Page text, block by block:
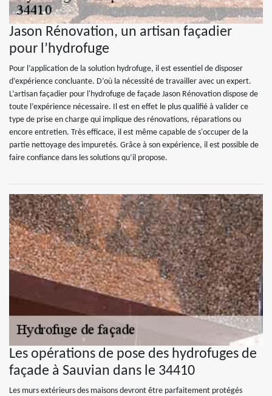
Jason Rénovation, un artisan façadier
pour l’hydrofuge
Pour l’application de la solution hydrofuge, il est essentiel de disposer
d’expérience concluante. D’où la nécessité de travailler avec un expert.
L’artisan façadier pour l'hydrofuge de façade Jason Rénovation dispose de
toute l’expérience nécessaire. Il est en effet le plus qualifié à valider ce
type de prise en charge qui implique des rénovations, réparations ou
encore entretien. Très efficace, il est même capable de s'occuper de la
partie nettoyage des impuretés. Grâce à son expérience, il est possible de
faire confiance dans les solutions qu’il propose.
Les opérations de pose des hydrofuges de
façade à Sauvian dans le 34410
Les murs extérieurs des maisons devront être parfaitement protégés